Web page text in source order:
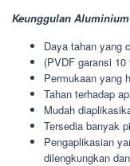
Keunggulan
Daya tahan yang
(PVDF garansi 10
Permukaan yang
Tahan terhadap
Mudah
Tersedia banyak
Pengaplikasian
dilengkungkan